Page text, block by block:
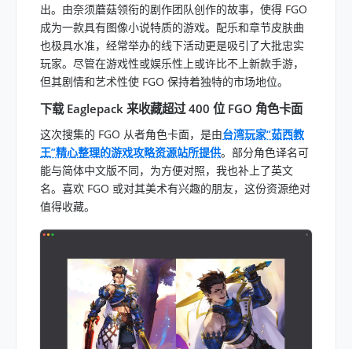
出。由奈须蘑菇领衔的剧作团队创作的故事，使得 FGO
成为一款具有图像小说特质的游戏。配乐和章节皮肤曲
也极具水准，经常举办的线下活动更是吸引了大批忠实
玩家。尽管在游戏性或娱乐性上或许比不上新款手游，
但其剧情和艺术性使 FGO 保持着独特的市场地位。
下载 Eaglepack 来收藏超过 400 位 FGO 角色卡面
这次搜集的 FGO 从者角色卡面，是由台湾玩家“茹西教
王”精心整理的游戏攻略资源站所提供。部分角色译名可
能与简体中文版不同，为方便对照，我也补上了英文
名。喜欢 FGO 或对其美术有兴趣的朋友，这份资源绝对
值得收藏。